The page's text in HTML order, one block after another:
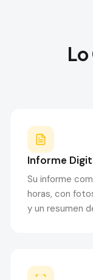
Informe
Su informe
horas, con
y un resumen